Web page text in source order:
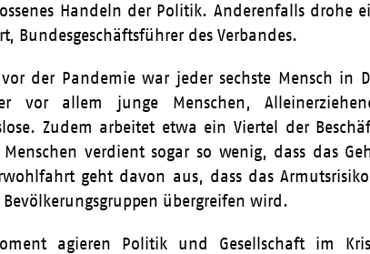
Handeln der Politik. Anderenfalls drohe
Bundesgeschäftsführer des Verbandes.
vor der Pandemie war jeder sechste Mensch
vor allem junge Menschen,
Zudem arbeitet etwa ein Viertel der
verdient sogar so wenig, dass das
geht davon aus, dass das
Bevölkerungsgruppen übergreifen wird.
agieren Politik und Gesellschaft im